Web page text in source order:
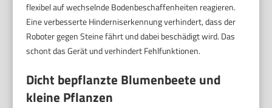
flexibel auf wechselnde Bodenbeschaffenheiten reagieren.
Eine verbesserte Hinderniserkennung verhindert, dass der
Roboter gegen Steine fährt und dabei beschädigt wird. Das
schont das Gerät und verhindert Fehlfunktionen.
Dicht bepflanzte Blumenbeete und
kleine Pflanzen